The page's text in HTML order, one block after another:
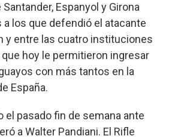
Espanyol y Girona
los que defendió el atacante
y entre las cuatro instituciones
hoy le permitieron ingresar
con más tantos en la
España.
el pasado fin de semana ante
a Walter Pandiani. El Rifle